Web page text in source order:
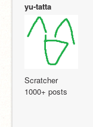
yu-tatta
Scratcher
1000+ posts